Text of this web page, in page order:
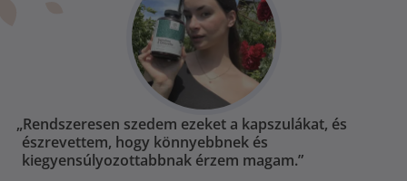
„Rendszeresen szedem ezeket a kapszulákat, és
észrevettem, hogy könnyebbnek és
kiegyensúlyozottabbnak érzem magam.”